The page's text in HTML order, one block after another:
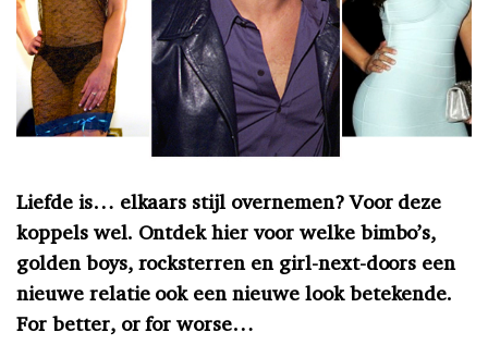
Liefde is… elkaars stijl overnemen? Voor deze
koppels wel. Ontdek hier voor welke bimbo’s,
golden boys, rocksterren en girl-next-doors een
nieuwe relatie ook een nieuwe look betekende.
For better, or for worse…